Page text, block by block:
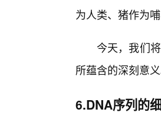
为人类、猪作为
今天，我们
所蕴含的深刻意义
6.DNA序列的